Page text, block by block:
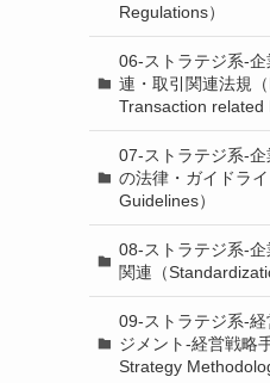
Regulations）
06-ストラテジ系-
連・取引関連法規
Transaction related
07-ストラテジ系-
の法律・ガイドラ
Guidelines）
08-ストラテジ系-
関連（
09-ストラテジ系-
ジメント-経営戦略
Strategy